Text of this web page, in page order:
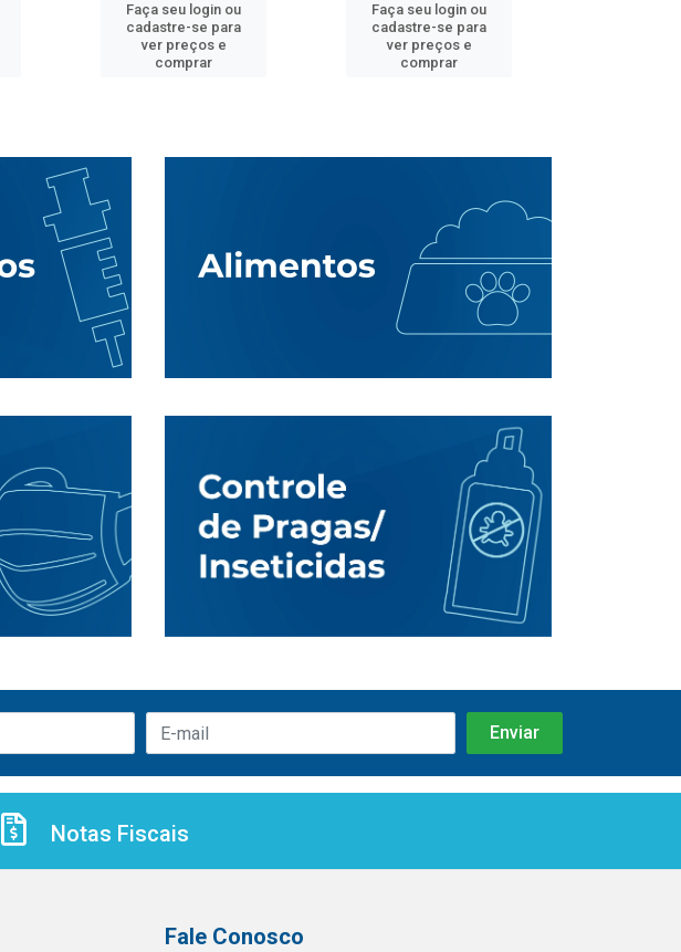
Faça seu login ou
cadastre-se para
ver preços e
comprar
Faça seu login ou
cadastre-se para
ver preços e
comprar
Notas Fiscais
Fale Conosco